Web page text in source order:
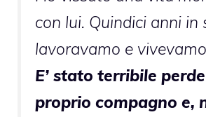
con lui. Quindici anni in
lavoravamo e
E’ stato terribile
proprio compagno e,